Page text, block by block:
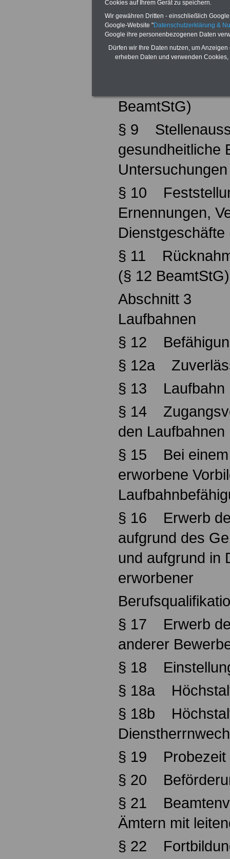
die Berufung in
(§ 7 BeamtStG)
BeamtStG)
§ 9
gesundheitliche
§ 10
Ernennungen,
§ 11
(§ 12 BeamtStG)
Abschnitt 3
Laufbahnen
§ 12
§ 12a
§ 13 Laufbahn
§ 14
den Laufbahnen
§ 15 Bei einem
erworbene
§ 16 Erwerb
aufgrund des
und aufgrund in
erworbener
§ 17 Erwerb
anderer
§ 18
§ 18a
§ 18b
§ 19 Probezeit
§ 20
§ 21
Ämtern mit
§ 22
Cookies auf Ihrem Gerät zu speichern.
Wir gewähren Dritten - einschließlich
Google-Website "Datenschutzerklärung &
Google ihre personenbezogenen Daten
Dürfen wir Ihre Daten nutzen, um
erheben Daten und verwenden